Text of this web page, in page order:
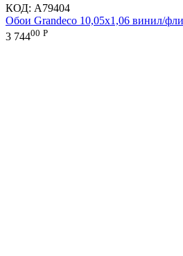
КОД: A79404
Обои Grandeco 10,05х1,06 винил/
3 74400 Р